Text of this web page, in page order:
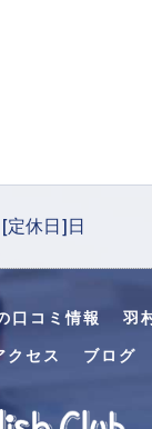
定休日]日
口コミ情報
羽
クセス ブログ